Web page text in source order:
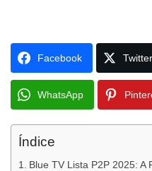
Facebook Twitter
WhatsApp
Índice
Blue TV Lista P2P 2025: A